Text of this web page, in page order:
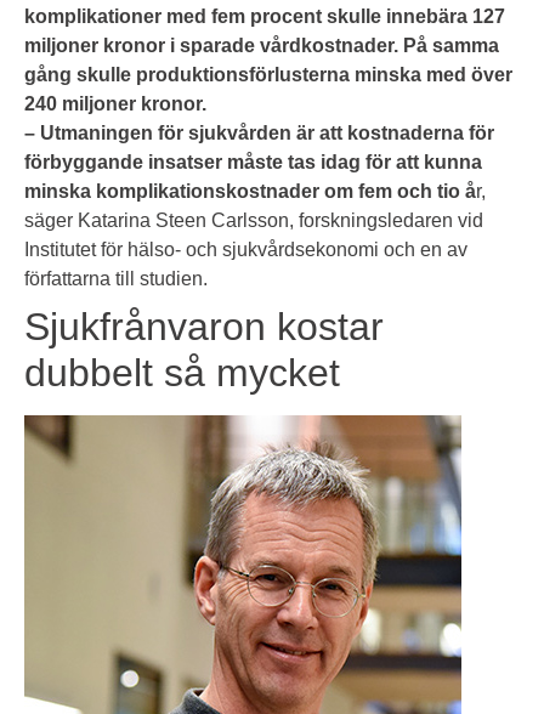
komplikationer med fem procent skulle innebära 127
miljoner kronor i sparade vårdkostnader. På samma
gång skulle produktionsförlusterna minska med över
240 miljoner kronor.
– Utmaningen för sjukvården är att kostnaderna för
förbyggande insatser måste tas idag för att kunna
minska komplikationskostnader om fem och tio år,
säger Katarina Steen Carlsson, forskningsledaren vid
Institutet för hälso- och sjukvårdsekonomi och en av
författarna till studien.
Sjukfrånvaron kostar
dubbelt så mycket